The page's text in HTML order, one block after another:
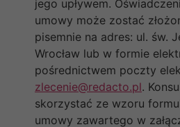
jego upływem.
umowy może zostać
pisemnie na adres: ul. św.
Wrocław lub w formie
pośrednictwem poczty
zlecenie@redacto.pl.
skorzystać ze wzoru
umowy zawartego w